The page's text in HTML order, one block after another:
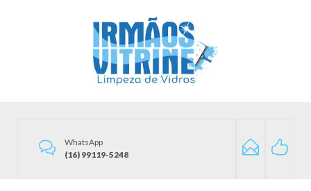
WhatsApp
(16) 99119-5248